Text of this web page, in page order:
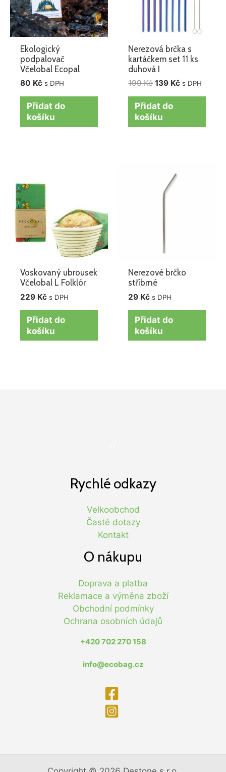
Ekologický
podpalovač
Včelobal Ecopal
80 Kč s DPH
Přidat do
košíku
Nerezová brčka s
kartáčkem set 11 ks
duhová I
199Kč 139 Kč s DPH
Přidat do
košíku
Voskovaný ubrousek
Včelobal L Folklór
229 Kč s DPH
Přidat do
košíku
Nerezové brčko
stříbrné
29 Kč s DPH
Přidat do
košíku
Rychlé odkazy
Velkoobchod
Časté dotazy
Kontakt
O nákupu
Doprava a platba
Reklamace a výměna zboží
Obchodní podmínky
Ochrana osobních údajů
+420 702 270 158
info@ecobag.cz